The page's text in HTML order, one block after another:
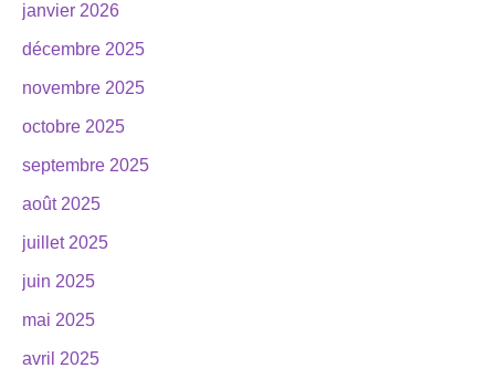
janvier 2026
décembre 2025
novembre 2025
octobre 2025
septembre 2025
août 2025
juillet 2025
juin 2025
mai 2025
avril 2025